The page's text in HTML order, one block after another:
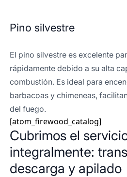
Pino silvestre
El pino silvestre es excelente
rápidamente debido a su alta
combustión. Es ideal para
barbacoas y chimeneas,
del fuego.
[atom_firewood_catalog]
Cubrimos el
integralmente:
descarga y apilado